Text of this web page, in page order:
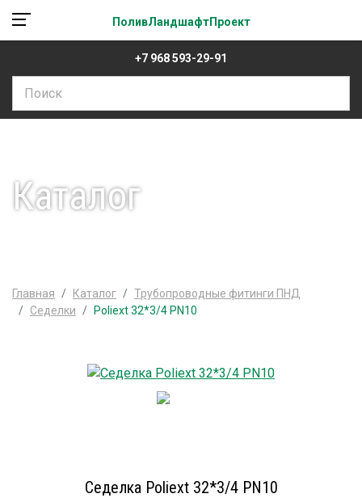
ПоливЛандшафтПроект
+7 968 593-29-91
Каталог
Главная Каталог
Трубопроводные фитинги ПНД
Седелки
Poliext 32*3/4 PN10
Седелка Poliext 32*3/4 PN10